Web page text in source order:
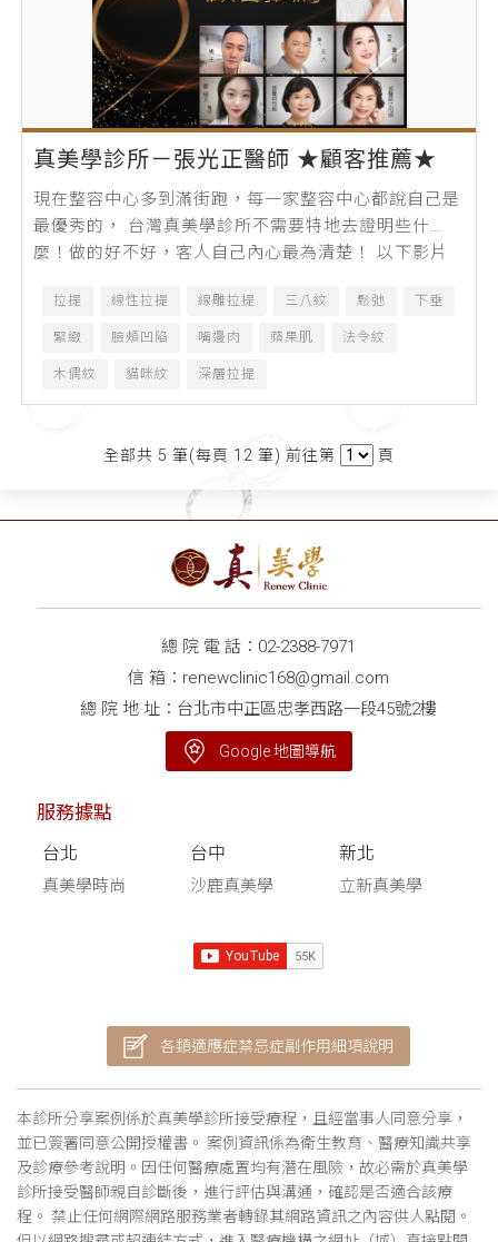
真美學診所－張光正醫師 ★顧客推薦★
現在整容中心多到滿街跑，每一家整容中心都說自己是
最優秀的， 台灣真美學診所不需要特地去證明些什
麼！做的好不好，客人自己內心最為清楚！ 以下影片
拉提 線性拉提 線雕拉提 三八紋 鬆弛 下垂
緊緻 臉頰凹陷 嘴邊肉 蘋果肌 法令紋
木偶紋 貓咪紋 深層拉提
全部共 5 筆(每頁 12 筆) 前往第 頁
總 院 電 話： 02-2388-7971
信 箱： renewclinic168@gmail.com
總 院 地 址：台北市中正區忠孝西路一段45號2樓
Google 地圖導航
服務據點
台北
真美學時尚
台中
沙鹿真美學
新北
立新真美學
各類適應症禁忌症副作用細項說明
本診所分享案例係於真美學診所接受療程，且經當事人同意分享，
並已簽署同意公開授權書。 案例資訊係為衛生教育、醫療知識共享
及診療參考說明。因任何醫療處置均有潛在風險，故必需於真美學
診所接受醫師親自診斷後，進行評估與溝通，確認是否適合該療
程。 禁止任何網際網路服務業者轉錄其網路資訊之內容供人點閱。